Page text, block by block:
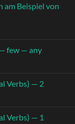
am Beispiel von
few — any
Verbs) — 2
Verbs) — 1